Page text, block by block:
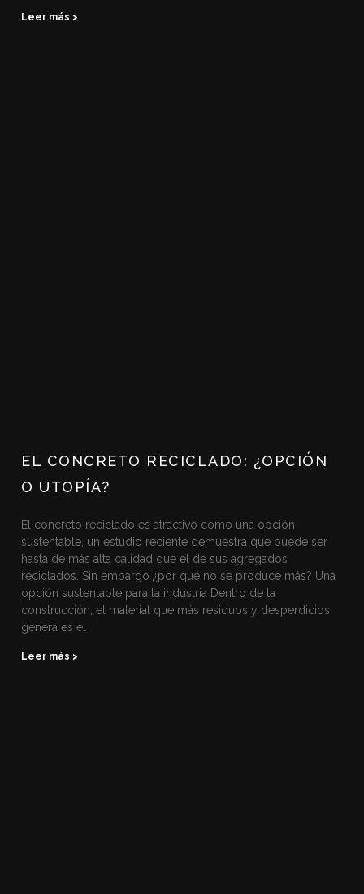
Leer más >
EL CONCRETO RECICLADO: ¿OPCIÓN
O UTOPÍA?
El concreto reciclado es atractivo como una opción
sustentable, un estudio reciente demuestra que puede ser
hasta de más alta calidad que el de sus agregados
reciclados. Sin embargo ¿por qué no se produce más? Una
opción sustentable para la industria Dentro de la
construcción, el material que más residuos y desperdicios
genera es el
Leer más >